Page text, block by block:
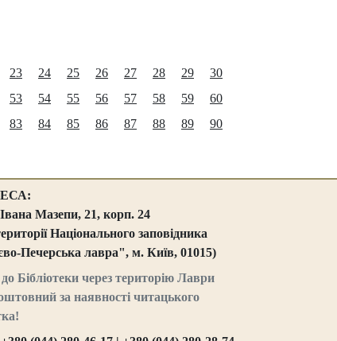
23 24 25 26 27 28 29
30
53 54 55 56 57 58 59
60
83 84 85 86 87 88 89
90
Мазепи, 21, корп. 24
Національного заповідника
Печерська лавра", м. Київ, 01015)
до Бібліотеки через територію Лаври
за наявності читацького